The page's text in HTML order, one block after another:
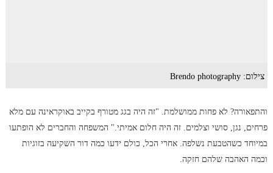
צילום: Brendo photography
והתפאורה? לא פחות ממושלמת. "זה היה בגג מטורף בקייב באוקראינה עם מלא
פרחים, נגן, סושי וצלמים. זה היה חלום אמיתי." המשפחה והחברים לא הופתעו
במיוחד כשהטבעת נשלפה. אחרי הכל, כולם ידעו כמה דור השקיעה בזוגיות
וכמה האהבה שלהם חזקה.